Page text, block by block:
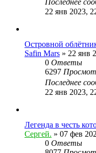
22 янв 2023,
Островной
Safin Mars » 22 янв
0 Ответы
6297
Последнее
22 янв 2023,
Легенда в честь
Сергей. » 07 фев
0 Ответы